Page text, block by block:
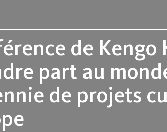
restaurant
murs
en ligne
de Kengo
part au
de projets